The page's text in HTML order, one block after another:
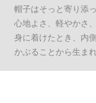
帽子はそっと寄り添
心地よさ、軽やかさ
身に着けたとき、内
かぶることから生ま